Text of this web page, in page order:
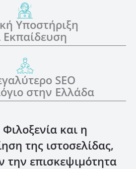
Υποστήριξη
Εκπαίδευση
SEO
στην Ελλάδα
και η
της ιστοσελίδας,
την επισκεψιμότητα